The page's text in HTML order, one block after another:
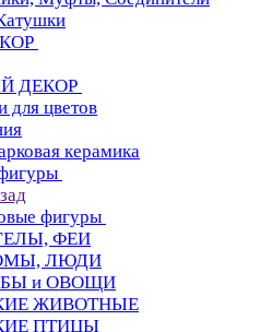
ДЕКОР
для цветов
керамика
фигуры
ФЕИ
ЛЮДИ
и ОВОЩИ
ЖИВОТНЫЕ
ПТИЦЫ